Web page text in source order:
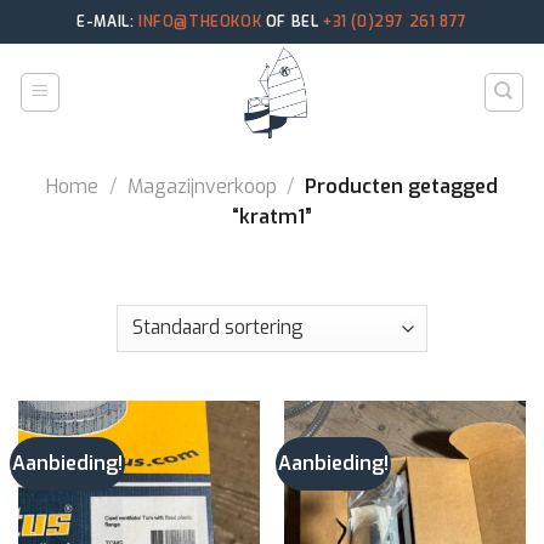
to
content
E-MAIL: INFO@THEOKOK OF BEL +31 (0)297 261 877
Home / Magazijnverkoop / Producten getagged
“kratm1”
Aanbieding! Aanbieding!